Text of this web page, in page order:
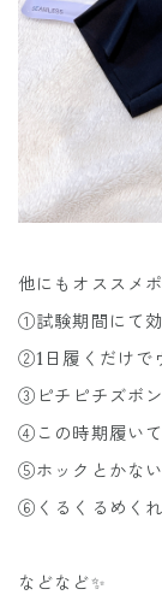
他にもオススメ
①試験期間にて
②1日履くだけで
③ピチピチズボ
④この時期履い
⑤ホックとかな
⑥くるくるめく
などなど✨